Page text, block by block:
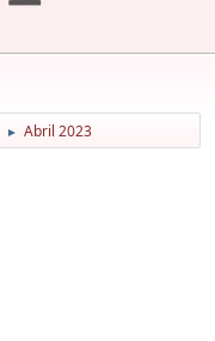
► Abril 2023